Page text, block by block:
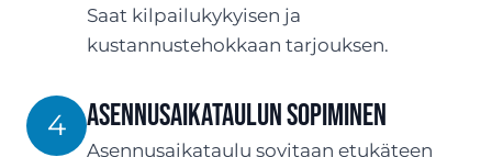
Saat kilpailukykyisen ja
kustannustehokkaan tarjouksen.
4 ASENNUSaikataulun sopiminen
Asennusaikataulu sovitaan etukäteen